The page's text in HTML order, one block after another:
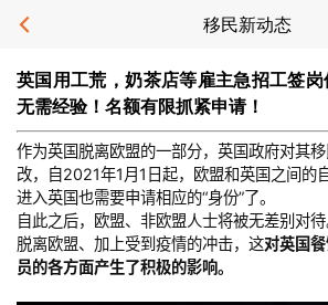
移民新动态
英国用工荒，奶茶店等雇主急招工签岗
无需经验！名额有限抓紧申请！
作为英国脱离欧盟的一部分，英国政府对其
改，自2021年1月1日起，欧盟和英国之间的
进入英国也需要申请相应的“身份”了。
自此之后，欧盟、非欧盟人士将被无差别对待
脱离欧盟、加上受到疫情的冲击，这对英国
员的各方面产生了积极的影响。